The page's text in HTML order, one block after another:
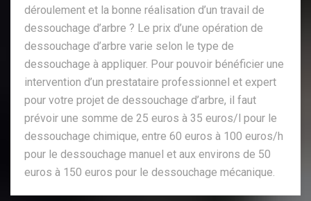
déroulement et la bonne réalisation d’un travail de
dessouchage d’arbre ? Le prix d’une opération de
dessouchage d’arbre varie selon le type de
dessouchage à appliquer. Pour pouvoir bénéficier une
intervention d’un prestataire professionnel et expert
pour votre projet de dessouchage d’arbre, il faut
prévoir une somme de 25 euros à 35 euros/l pour le
dessouchage chimique, entre 60 euros à 100 euros/h
pour le dessouchage manuel et aux environs de 50
euros à 150 euros pour le dessouchage mécanique.